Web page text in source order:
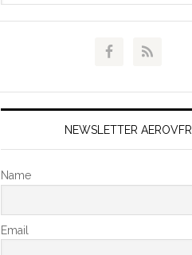
NEWSLETTER AEROVFR
Name
Email